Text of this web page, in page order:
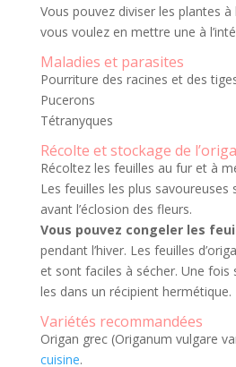
Vous pouvez diviser les plantes
vous voulez en mettre une à
Maladies et parasites
Pourriture des racines et des
Pucerons
Tétranyques
Récolte et stockage de
Récoltez les feuilles au fur et à
Les feuilles les plus
avant l’éclosion des fleurs.
Vous pouvez congeler les
pendant l’hiver. Les feuilles
et sont faciles à sécher. Une fois
les dans un récipient hermétique.
Variétés recommandées
Origan grec (Origanum vulgare
cuisine.